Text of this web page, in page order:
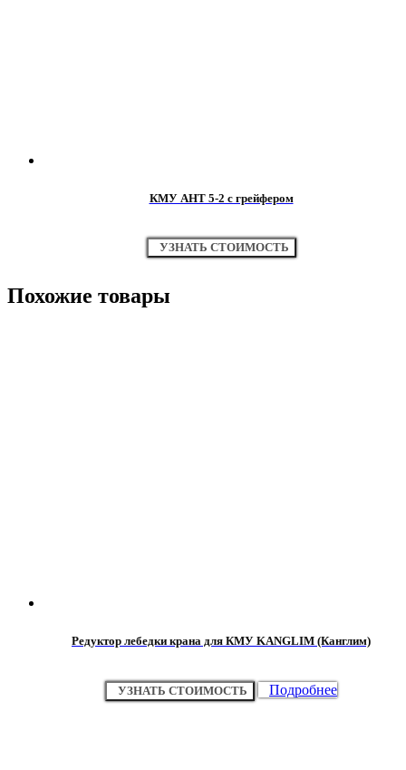
КМУ АНТ 5-2 с грейфером
УЗНАТЬ СТОИМОСТЬ
Похожие товары
Редуктор лебедки крана для КМУ KANGLIM (Канглим)
УЗНАТЬ СТОИМОСТЬ Подробнее